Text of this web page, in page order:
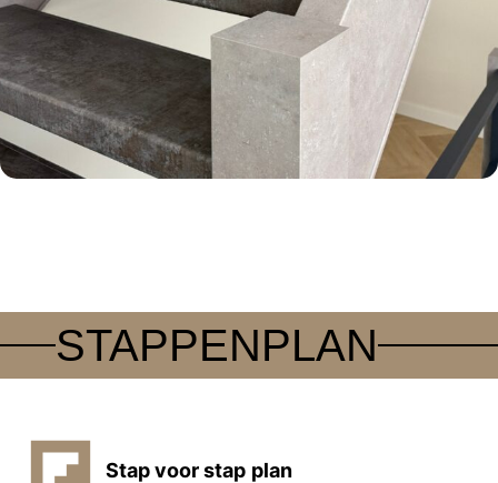
STAPPENPLAN
Stap voor stap plan